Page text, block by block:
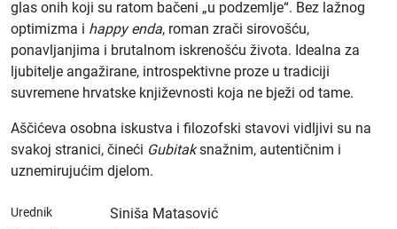
glas onih koji su ratom bačeni „u podzemlje“. Bez lažnog
optimizma i happy enda, roman zrači sirovošću,
ponavljanjima i brutalnom iskrenošću života. Idealna za
ljubitelje angažirane, introspektivne proze u tradiciji
suvremene hrvatske književnosti koja ne bježi od tame.
Aščićeva osobna iskustva i filozofski stavovi vidljivi su na
svakoj stranici, čineći Gubitaksnažnim, autentičnim i
uznemirujućim djelom.
Urednik Siniša Matasović